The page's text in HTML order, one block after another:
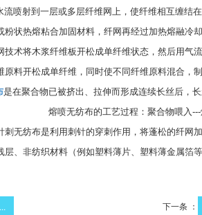
到一层或多层纤维网上，使纤维相互
状热熔粘合加固材料，纤网再经过加热熔融冷
网技术将木浆纤维板开松成单纤维状态，
开松成单纤维，同时使不同纤维原料混合，
是在聚合物已被挤出、拉伸而形成连续长丝后，
　 　　  　　熔喷无纺布的工艺过程：聚合
纺布是利用刺针的穿刺作用，将蓬松的纤网
、非纺织材料（例如塑料薄片、塑料薄金属箔
下一条 ：